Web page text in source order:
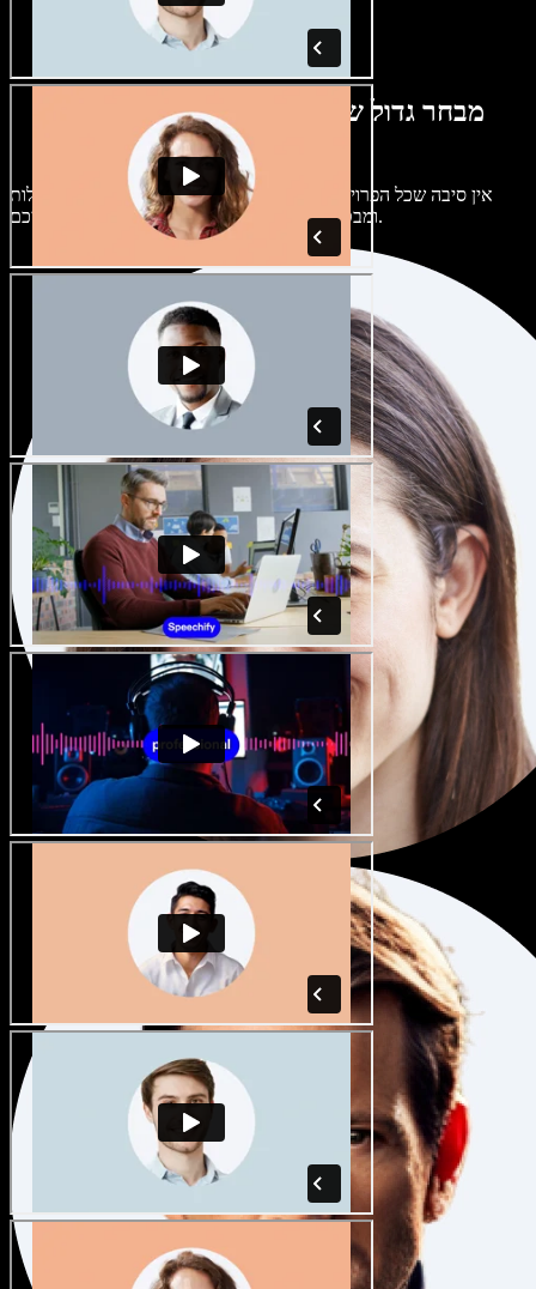
מבחר גדול של קולות נשים וגברים במגוון
מבטאים
אין סיבה שכל הפרויקטים יישמעו אותו דבר. בחרו מתוך מאות קולות
ומבטאים של בינה מלאכותית והתאימו אותם אליכם.